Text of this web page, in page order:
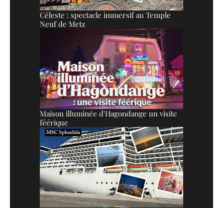
Céleste : spectacle immersif au Temple
Neuf de Metz
Maison illuminée d'Hagondange un visite
féérique